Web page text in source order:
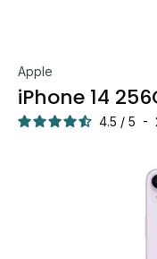
Apple
iPhone 14
4.5 / 5 -